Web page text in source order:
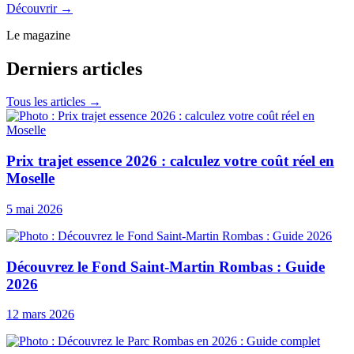
Découvrir →
Le magazine
Derniers articles
Tous les articles →
Prix trajet essence 2026 : calculez votre coût réel en
Moselle
5 mai 2026
Découvrez le Fond Saint-Martin Rombas : Guide
2026
12 mars 2026